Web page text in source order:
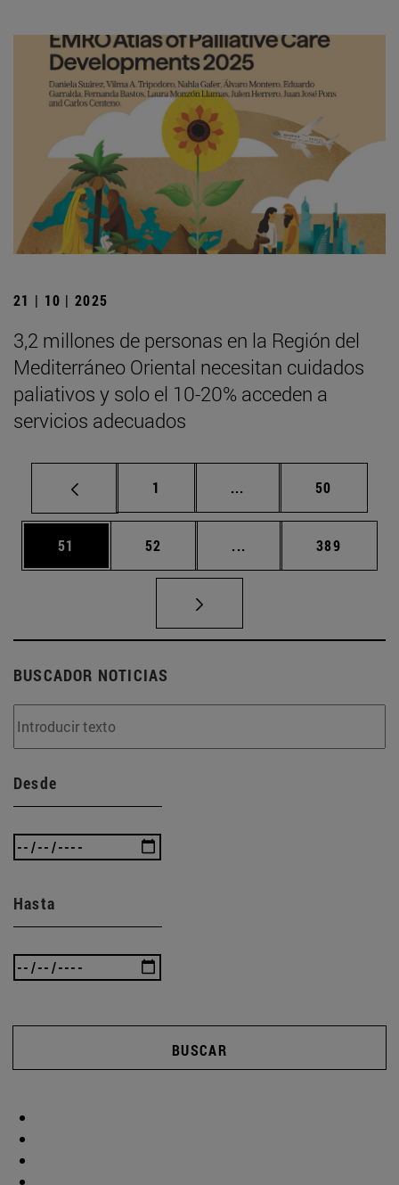
21 | 10 | 2025
3,2 millones de personas en la Región del
Mediterráneo Oriental necesitan cuidados
paliativos y solo el 10-20% acceden a
servicios adecuados
Página
1 ... Páginas intermedias
Página
50
Página
51 Página
52 ... Páginas intermedias
Página
389
BUSCADOR NOTICIAS
Desde
Hasta
BUSCAR